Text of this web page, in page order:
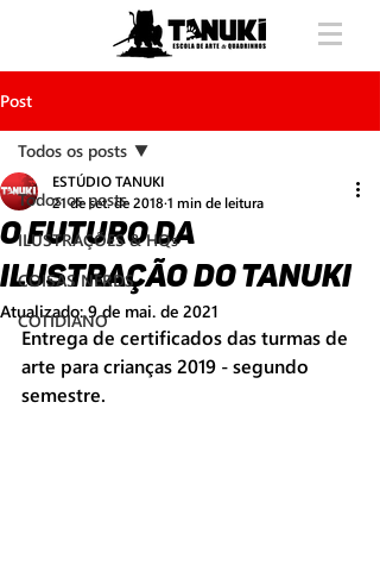
Post
Todos os posts
ILUSTRAÇÕES & HQs
COISAS NERDS
COTIDIANO
Todos os posts
O futuro da
ilustração do tanuki
ESTÚDIO TANUKI
21 de set. de 20181 min de leitura
Atualizado:9 de mai. de 2021
Entrega de certificados das turmas de
arte para crianças 2019 - segundo
semestre.